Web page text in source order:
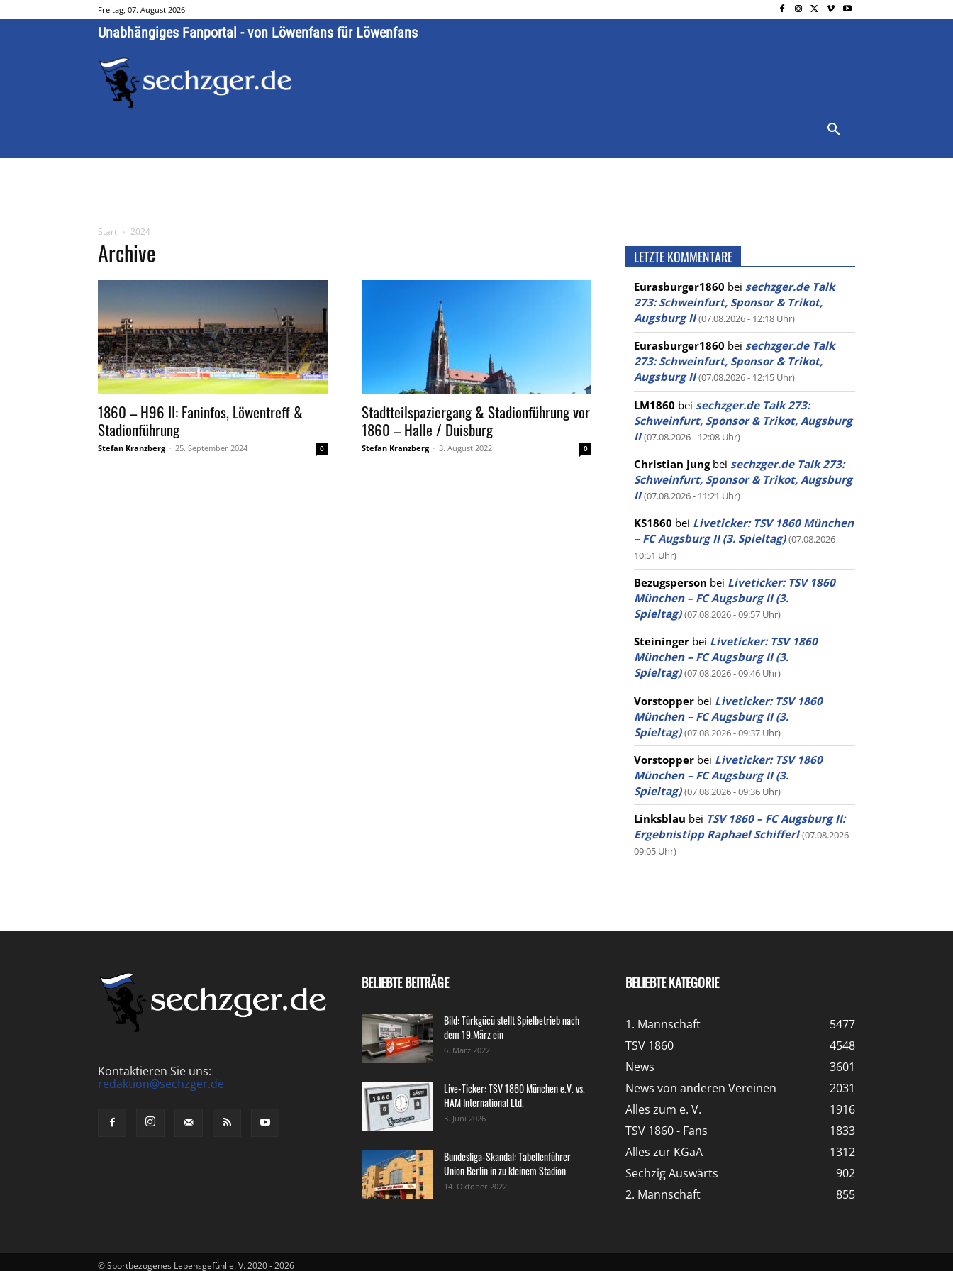
Freitag, 07. August 2026
Unabhängiges Fanportal - von Löwenfans für Löwenfans
Start 2024
Archive
1860 – H96 II: Faninfos, Löwentreff &
Stadionführung
Stefan Kranzberg - 25. September 2024 0
Stadtteilspaziergang & Stadionführung vor
1860 – Halle / Duisburg
Stefan Kranzberg - 3. August 2022 0
LETZTE KOMMENTARE
Eurasburger1860 bei sechzger.de Talk
273: Schweinfurt, Sponsor & Trikot,
Augsburg II (07.08.2026 - 12:18 Uhr)
Eurasburger1860 bei sechzger.de Talk
273: Schweinfurt, Sponsor & Trikot,
Augsburg II (07.08.2026 - 12:15 Uhr)
LM1860 bei sechzger.de Talk 273:
Schweinfurt, Sponsor & Trikot, Augsburg
II (07.08.2026 - 12:08 Uhr)
Christian Jungbei sechzger.de Talk 273:
Schweinfurt, Sponsor & Trikot, Augsburg
II (07.08.2026 - 11:21 Uhr)
KS1860 bei Liveticker: TSV 1860 München
– FC Augsburg II (3. Spieltag) (07.08.2026 -
10:51 Uhr)
Bezugsperson bei Liveticker: TSV 1860
München – FC Augsburg II (3.
Spieltag) (07.08.2026 - 09:57 Uhr)
Steininger bei Liveticker: TSV 1860
München – FC Augsburg II (3.
Spieltag) (07.08.2026 - 09:46 Uhr)
Vorstopper bei Liveticker: TSV 1860
München – FC Augsburg II (3.
Spieltag) (07.08.2026 - 09:37 Uhr)
Vorstopper bei Liveticker: TSV 1860
München – FC Augsburg II (3.
Spieltag) (07.08.2026 - 09:36 Uhr)
Linksblau bei TSV 1860 – FC Augsburg II:
Ergebnistipp Raphael Schifferl (07.08.2026 -
09:05 Uhr)
Kontaktieren Sie uns:
redaktion@sechzger.de
BELIEBTE BEITRÄGE
Bild: Türkgücü stellt Spielbetrieb nach
dem 19.März ein
6. März 2022
Live-Ticker: TSV 1860 München e.V. vs.
HAM International Ltd.
3. Juni 2026
Bundesliga-Skandal: Tabellenführer
Union Berlin in zu kleinem Stadion
14. Oktober 2022
BELIEBTE KATEGORIE
1. Mannschaft
5477
TSV 1860
4548
News
3601
News von anderen Vereinen
2031
Alles zum e. V.
1916
TSV 1860 - Fans
1833
Alles zur KGaA
1312
Sechzig Auswärts
902
2. Mannschaft
855
© Sportbezogenes Lebensgefühl e. V. 2020 - 2026